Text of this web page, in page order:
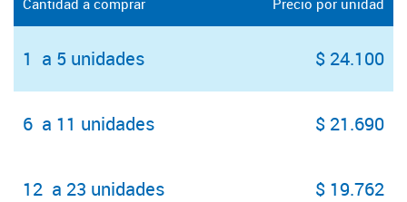
Cantidad a comprar Precio por unidad
1 a 5 unidades $ 24.100
6 a 11 unidades $ 21.690
12 a 23 unidades $ 19.762